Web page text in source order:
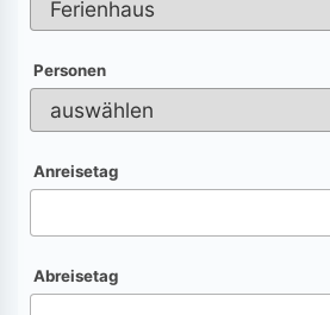
Personen
Anreisetag
Abreisetag